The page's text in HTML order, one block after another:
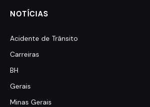
NOTÍCIAS
Acidente de Trânsito
Carreiras
BH
Gerais
Minas Gerais